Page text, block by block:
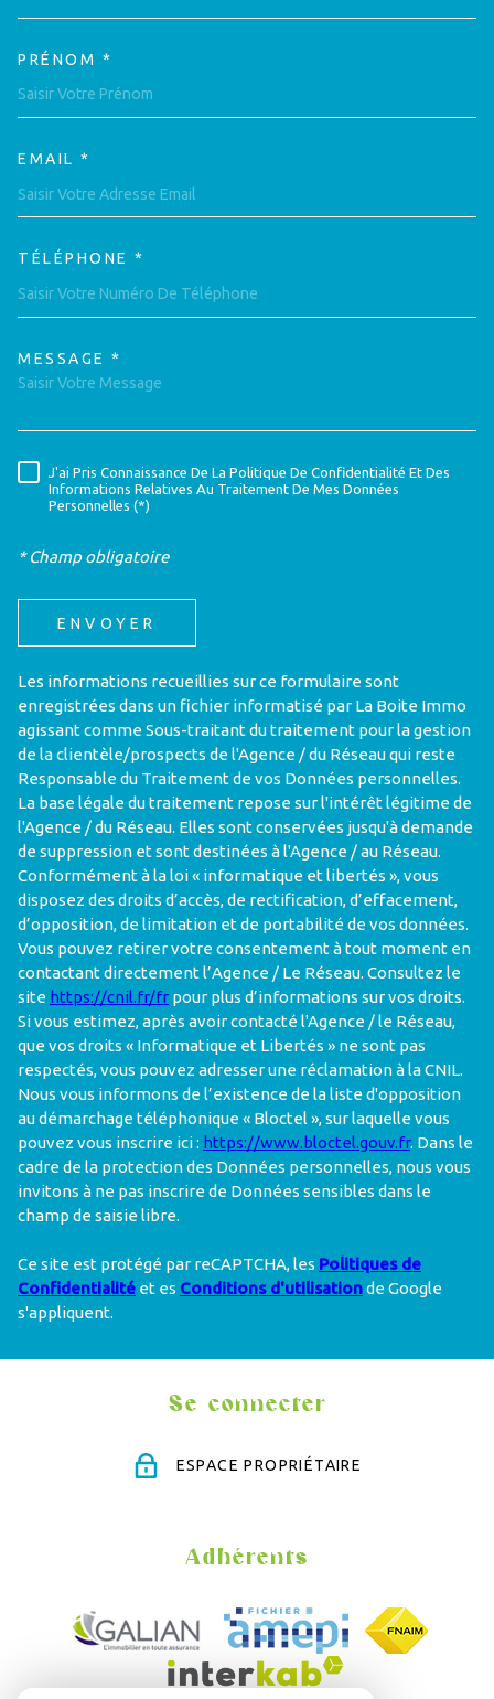
PRÉNOM *
EMAIL *
TÉLÉPHONE *
MESSAGE *
RÈGLEMENTATION
J'ai Pris Connaissance De La Politique De Confidentialité Et Des
Informations Relatives Au Traitement De Mes Données
Personnelles (*)
* Champ obligatoire
ENVOYER
Les informations recueillies sur ce formulaire sont
enregistrées dans un fichier informatisé par La Boite Immo
agissant comme Sous-traitant du traitement pour la gestion
de la clientèle/prospects de l'Agence / du Réseau qui reste
Responsable du Traitement de vos Données personnelles.
La base légale du traitement repose sur l'intérêt légitime de
l'Agence / du Réseau. Elles sont conservées jusqu'à demande
de suppression et sont destinées à l'Agence / au Réseau.
Conformément à la loi « informatique et libertés », vous
disposez des droits d’accès, de rectification, d’effacement,
d’opposition, de limitation et de portabilité de vos données.
Vous pouvez retirer votre consentement à tout moment en
contactant directement l’Agence / Le Réseau. Consultez le
site https://cnil.fr/fr pour plus d’informations sur vos droits.
Si vous estimez, après avoir contacté l'Agence / le Réseau,
que vos droits « Informatique et Libertés » ne sont pas
respectés, vous pouvez adresser une réclamation à la CNIL.
Nous vous informons de l’existence de la liste d'opposition
au démarchage téléphonique « Bloctel », sur laquelle vous
pouvez vous inscrire ici : https://www.bloctel.gouv.fr. Dans le
cadre de la protection des Données personnelles, nous vous
invitons à ne pas inscrire de Données sensibles dans le
champ de saisie libre.
Ce site est protégé par reCAPTCHA, les Politiques de
Confidentialité et es Conditions d'utilisationde Google
s'appliquent.
Se connecter
ESPACE PROPRIÉTAIRE
Adhérents